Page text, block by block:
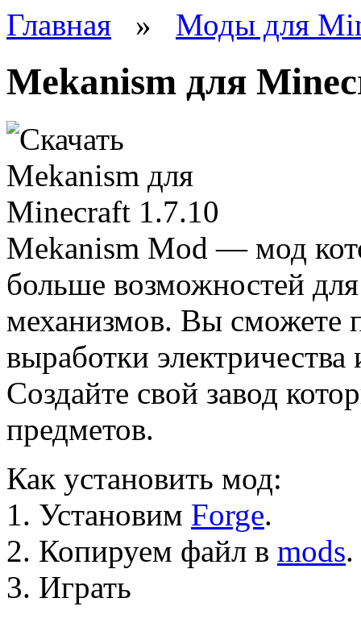
Главная » Моды для
Mekanism для
Mekanism Mod — мод
больше возможностей
механизмов. Вы сможете
выработки
Создайте свой завод
предметов.
Как установить мод:
1. Установим Forge.
2. Копируем файл в mods.
3. Играть